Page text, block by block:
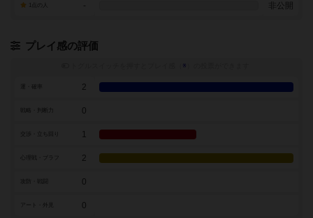
- 非公開
プレイ感の評価
※
2
戦略・判断力 0
1
2
0
アート・外見 0